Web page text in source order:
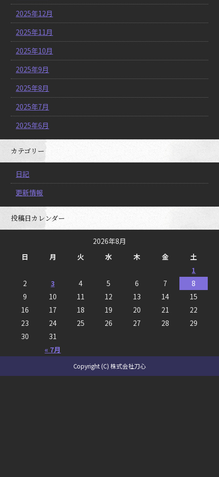
2025年12月
2025年11月
2025年10月
2025年9月
2025年8月
2025年7月
2025年6月
カテゴリー
日記
更新情報
投稿日カレンダー
2026年8月
日
月 火 水 木 金 土
« 7月
1
2
3 4 5 6 7
8
9
10 11 12 13 14
15
16
17 18 19 20 21
22
23
24 25 26 27 28
29
30
31
Copyright (C) 株式会社刀心